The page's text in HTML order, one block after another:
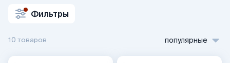
Фильтры
10 товаров популярные